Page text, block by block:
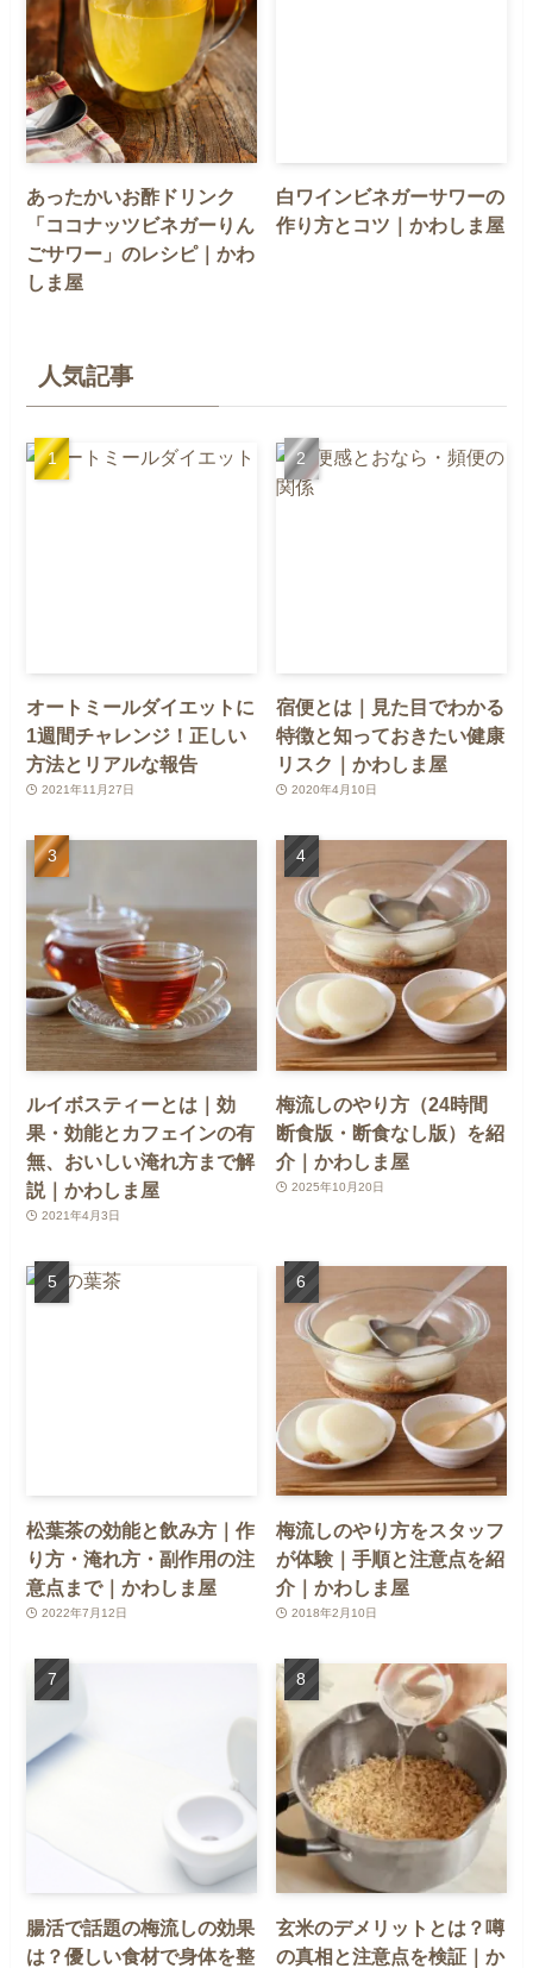
あったかいお酢ドリンク
「ココナッツビネガーりん
ごサワー」のレシピ｜かわ
しま屋
白ワインビネガーサワーの
作り方とコツ｜かわしま屋
人気記事
オートミールダイエットに
1週間チャレンジ！正しい
方法とリアルな報告
2021年11月27日
宿便とは｜見た目でわかる
特徴と知っておきたい健康
リスク｜かわしま屋
2020年4月10日
ルイボスティーとは｜効
果・効能とカフェインの有
無、おいしい淹れ方まで解
説｜かわしま屋
2021年4月3日
梅流しのやり方（24時間
断食版・断食なし版）を紹
介｜かわしま屋
2025年10月20日
松葉茶の効能と飲み方｜作
り方・淹れ方・副作用の注
意点まで｜かわしま屋
2022年7月12日
梅流しのやり方をスタッフ
が体験｜手順と注意点を紹
介｜かわしま屋
2018年2月10日
腸活で話題の梅流しの効果
は？優しい食材で身体を整
玄米のデメリットとは？噂
の真相と注意点を検証｜か